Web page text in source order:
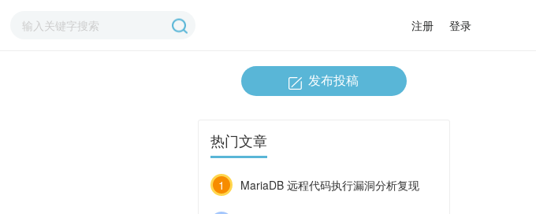
注册 登录
发布投稿
热门文章
1 MariaDB 远程代码执行漏洞分析复现